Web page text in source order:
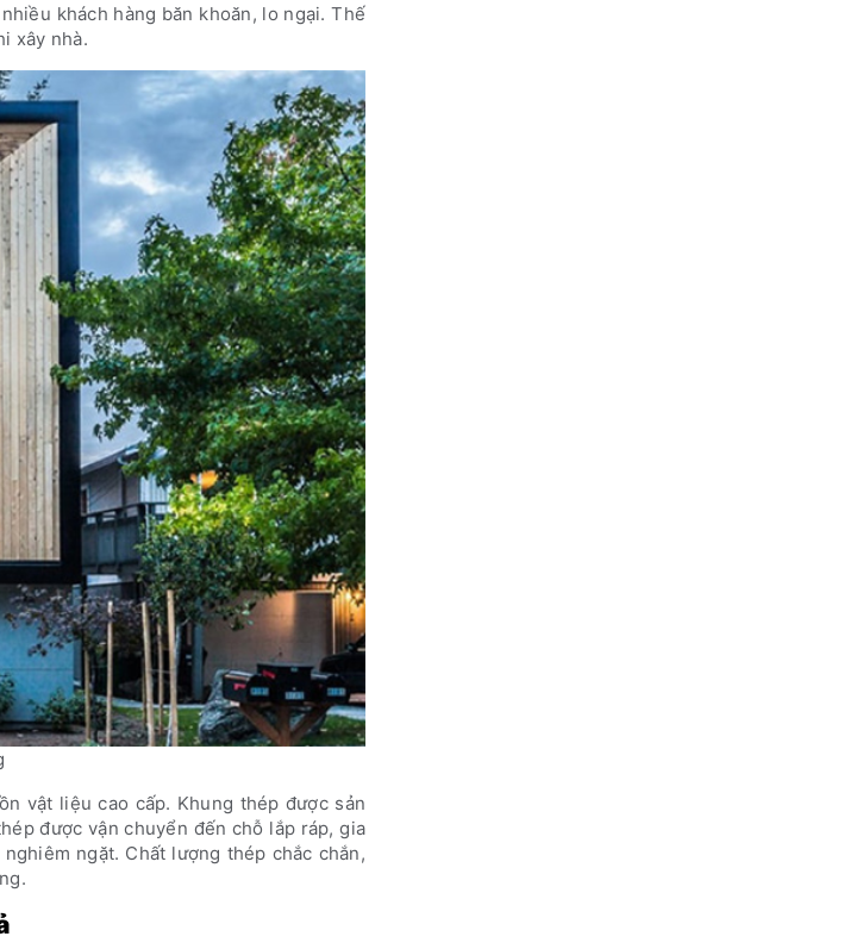
khách hàng băn khoăn, lo ngại. Thế
xây nhà.
vật liệu cao cấp. Khung thép được sản
được vận chuyển đến chỗ lắp ráp, gia
ngặt. Chất lượng thép chắc chắn,